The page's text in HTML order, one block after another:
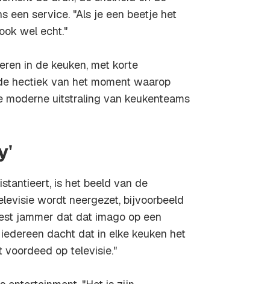
een service. "Als je een beetje het
wel echt."
in de keuken, met korte
hectiek van het moment waarop
uitstraling van keukenteams
is het beeld van de
wordt neergezet, bijvoorbeeld
jammer dat dat imago op een
dacht dat in elke keuken het
voordeed op televisie."